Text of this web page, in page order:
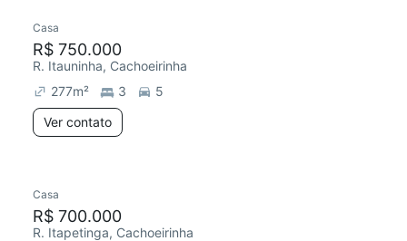
Casa
R$ 750.000
R. Itauninha, Cachoeirinha
277m² 3
5
Ver contato
Casa
R$ 700.000
R. Itapetinga, Cachoeirinha